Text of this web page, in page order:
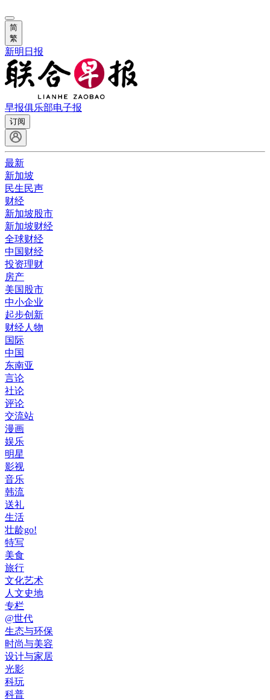
简
繁
新明日报
早报俱乐部电子报
订阅
最新
新加坡
民生民声
财经
新加坡股市
新加坡财经
全球财经
中国财经
投资理财
房产
美国股市
中小企业
起步创新
财经人物
国际
中国
东南亚
言论
社论
评论
交流站
漫画
娱乐
明星
影视
音乐
韩流
送礼
生活
壮龄go!
特写
美食
旅行
文化艺术
人文史地
专栏
@世代
生态与环保
时尚与美容
设计与家居
光影
科玩
科普